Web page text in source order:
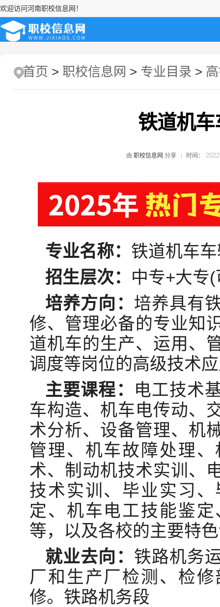
欢迎访问河南职校信息网！
首页 > 职校信息网 > 专业目录 >
铁道机
由 职校信息网 分享 时间：
专业名称： 铁道机车
招生层次： 中专+大专
培养方向： 培养具有
修、管理必备的专业知
道机车的生产、运用、
调度等岗位的高级技术
主要课程：
电工技术
车构造、机车电传动、
术分析、设备管理、机
管理、机车故障处理
术、制动机技术实训、
技术实训、毕业实习
定、机车电工技能鉴
等，以及各校的主要特
就业去向： 铁路机务
厂和生产厂检测、检
修。铁路机务段